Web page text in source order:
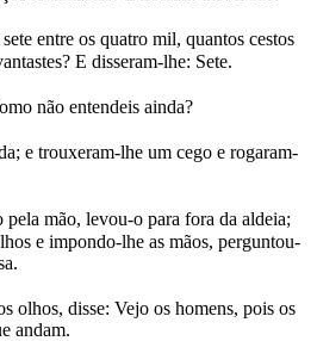
entre os quatro mil, quantos cestos
E disseram-lhe: Sete.
não entendeis ainda?
e trouxeram-lhe um cego e rogaram-
pela mão, levou-o para fora da aldeia;
e impondo-lhe as mãos, perguntou-
olhos, disse: Vejo os homens, pois os
andam.